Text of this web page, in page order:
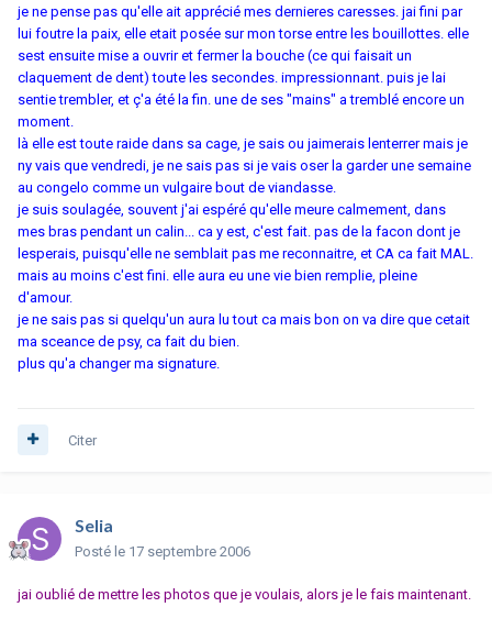
je ne pense pas qu'elle ait apprécié mes dernieres caresses. jai fini par
lui foutre la paix, elle etait posée sur mon torse entre les bouillottes. elle
sest ensuite mise a ouvrir et fermer la bouche (ce qui faisait un
claquement de dent) toute les secondes. impressionnant. puis je lai
sentie trembler, et ç'a été la fin. une de ses "mains" a tremblé encore un
moment.
là elle est toute raide dans sa cage, je sais ou jaimerais lenterrer mais je
ny vais que vendredi, je ne sais pas si je vais oser la garder une semaine
au congelo comme un vulgaire bout de viandasse.
je suis soulagée, souvent j'ai espéré qu'elle meure calmement, dans
mes bras pendant un calin... ca y est, c'est fait. pas de la facon dont je
lesperais, puisqu'elle ne semblait pas me reconnaitre, et CA ca fait MAL.
mais au moins c'est fini. elle aura eu une vie bien remplie, pleine
d'amour.
je ne sais pas si quelqu'un aura lu tout ca mais bon on va dire que cetait
ma sceance de psy, ca fait du bien.
plus qu'a changer ma signature.
Citer
Selia
Posté le 17 septembre 2006
jai oublié de mettre les photos que je voulais, alors je le fais maintenant.